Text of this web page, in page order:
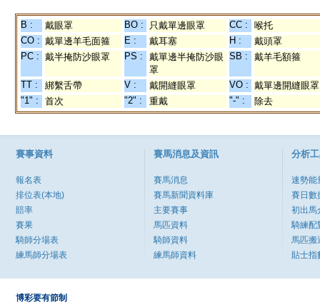
B : 戴眼罩 BO : 只戴單邊眼罩 CC :
喉托
CO : 戴單邊羊毛面箍 E : 戴耳塞 H :
戴頭罩
PC : 戴半掩防沙眼罩 PS :
戴單邊半掩防沙眼
罩
SB : 戴羊毛額箍
TT : 綁繫舌帶 V : 戴開縫眼罩 VO : 戴單邊開縫眼罩
"1" :
首次 "2" : 重戴 "-" : 除去
賽事資料
報名表
排位表(本地)
賠率
賽果
騎師分場表
練馬師分場表
賽馬消息及資訊
賽馬消息
賽馬新聞資料庫
主要賽事
馬匹資料
騎師資料
練馬師資料
分析
速勢能
賽日數
初出馬
騎練配
馬匹搬
貼士指
博彩要有節制